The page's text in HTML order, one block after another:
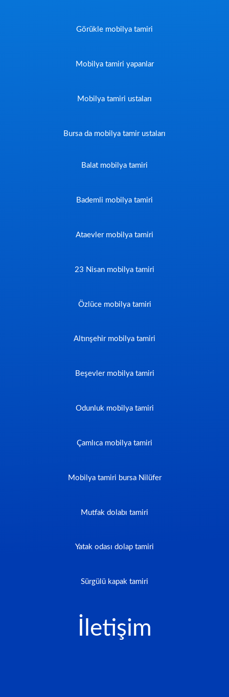
Görükle mobilya tamiri
Mobilya tamiri yapanlar
Mobilya tamiri ustaları
Bursa da mobilya tamir ustaları
Balat mobilya tamiri
Bademli mobilya tamiri
Ataevler mobilya tamiri
23 Nisan mobilya tamiri
Özlüce mobilya tamiri
Altınşehir mobilya tamiri
Beşevler mobilya tamiri
Odunluk mobilya tamiri
Çamlıca mobilya tamiri
Mobilya tamiri bursa Nilüfer
Mutfak dolabı tamiri
Yatak odası dolap tamiri
Sürgülü kapak tamiri
İletişim